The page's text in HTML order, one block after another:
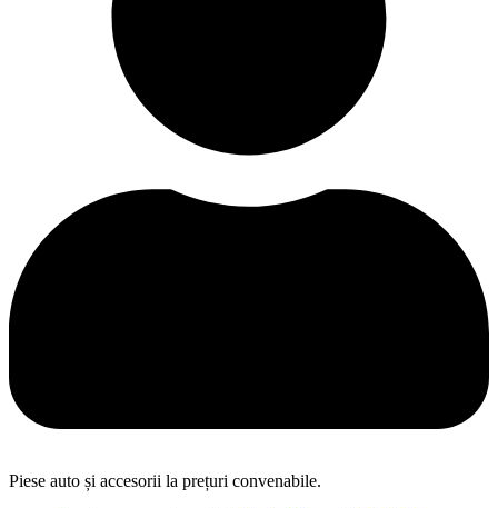
Piese auto și accesorii la prețuri convenabile.